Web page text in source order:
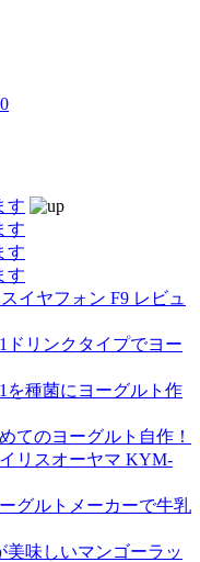
す
す
す
す
イヤフォン F9 レビュ
ドリンクタイプでヨー
を種菌にヨーグルト作
てのヨーグルト自作！
リスオーヤマ KYM-
グルトメーカーで牛乳
美味しいマンゴーラッ